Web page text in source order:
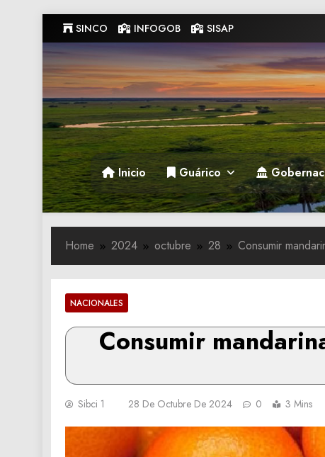
to
content
SINCO INFOGOB SISAP
Gobernacion de Guarico
Gobernacion de Guarico
Inicio Guárico
Home 2024 octubre 28 Consumir
NACIONALES
Consumir
Sibci 1 28 De Octubre De 2024 0 3 Mins